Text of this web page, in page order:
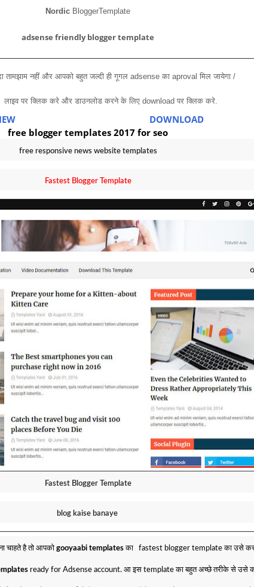
Nordic BloggerTemplate
adsense friendly blogger template
तामझाम नहीं और आपको बहुत जल्दी ही गूगल adsense का aproval मिल जायेगा /
पर क्लिक करे और डाउनलोड करने के लिए download पर क्लिक करे.
DOWNLOAD
free blogger templates 2017 for seo
free responsive news website templates
Fastest Blogger Template
Fastest Blogger Template
blog kaise banaye
चाहते है तो आपको gooyaabi templatesका fastest blogger template का उसे
ready for Adsense account. आ इस template का बहुत अच्छे तरीके से उसे